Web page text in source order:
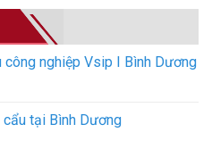
công nghiệp Vsip I Bình Dương
tại Bình Dương